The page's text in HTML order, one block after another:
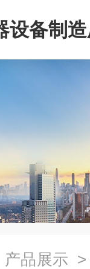
设备制
产品展示